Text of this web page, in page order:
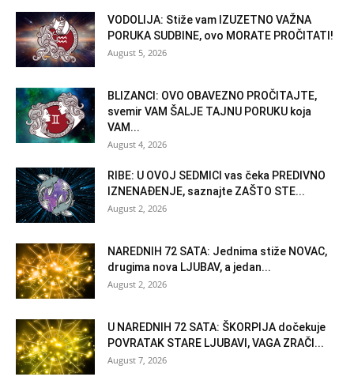
VODOLIJA: Stiže vam IZUZETNO VAŽNA
PORUKA SUDBINE, ovo MORATE PROČITATI!
August 5, 2026
BLIZANCI: OVO OBAVEZNO PROČITAJTE,
svemir VAM ŠALJE TAJNU PORUKU koja
VAM...
August 4, 2026
RIBE: U OVOJ SEDMICI vas čeka PREDIVNO
IZNENAĐENJE, saznajte ZAŠTO STE...
August 2, 2026
NAREDNIH 72 SATA: Jednima stiže NOVAC,
drugima nova LJUBAV, a jedan...
August 2, 2026
U NAREDNIH 72 SATA: ŠKORPIJA dočekuje
POVRATAK STARE LJUBAVI, VAGA ZRAČI...
August 7, 2026